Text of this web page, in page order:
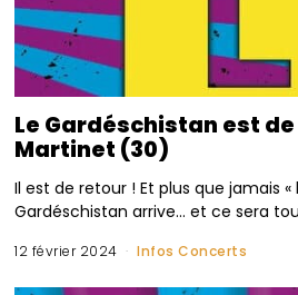
Le Gardéschistan est
Martinet (30)
Il est de retour ! Et plus que jamais «
Gardéschistan arrive… et ce sera
12 février 2024 Infos Concerts